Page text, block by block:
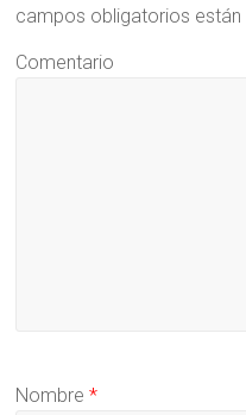
campos obligatorios
Comentario
Nombre*